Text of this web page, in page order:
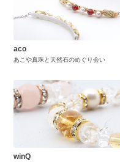
aco
あこや真珠と天然石のめぐり会い
winQ